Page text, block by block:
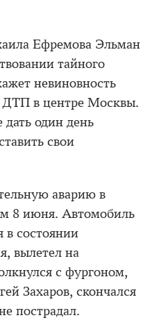
Ефремова Эльман
тайного
невиновность
ДТП в центре Москвы.
один день
свои
аварию в
8 июня. Автомобиль
в состоянии
вылетел на
с фургоном,
Захаров, скончался
пострадал.